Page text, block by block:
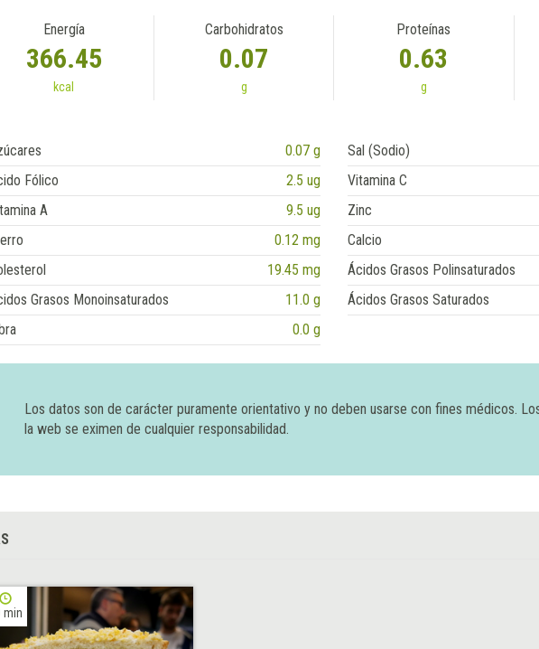
Energía
366.45
kcal
Carbohidratos
0.07
g
Proteínas
0.63
g
0.07 g Sal (Sodio)
Fólico
2.5 ug Vitamina C
A
9.5 ug Zinc
0.12 mg Calcio
19.45 mg Ácidos Grasos Polinsaturados
Grasos Monoinsaturados
11.0 g Ácidos Grasos Saturados
0.0 g
Los datos son de carácter puramente orientativo y no deben usarse con fines médicos.
la web se eximen de cualquier responsabilidad.
min